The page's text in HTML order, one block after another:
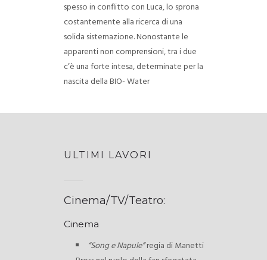
spesso in conflitto con Luca, lo sprona
costantemente alla ricerca di una
solida sistemazione. Nonostante le
apparenti non comprensioni, tra i due
c’è una forte intesa, determinate per la
nascita della BIO- Water
ULTIMI LAVORI
Cinema/TV/Teatro:
Cinema
“Song e Napule”regia di Manetti